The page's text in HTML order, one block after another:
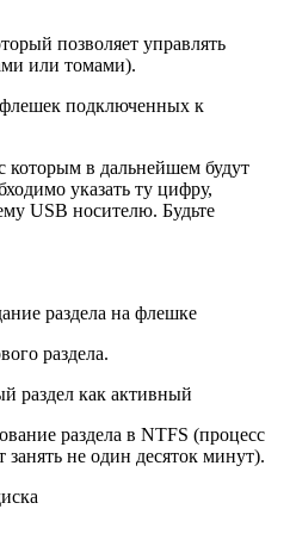
позволяет управлять
или томами).
подключенных к
которым в дальнейшем будут
указать ту цифру,
USB носителю. Будьте
раздела на флешке
раздела.
раздел как активный
раздела в NTFS (процесс
не один десяток минут).